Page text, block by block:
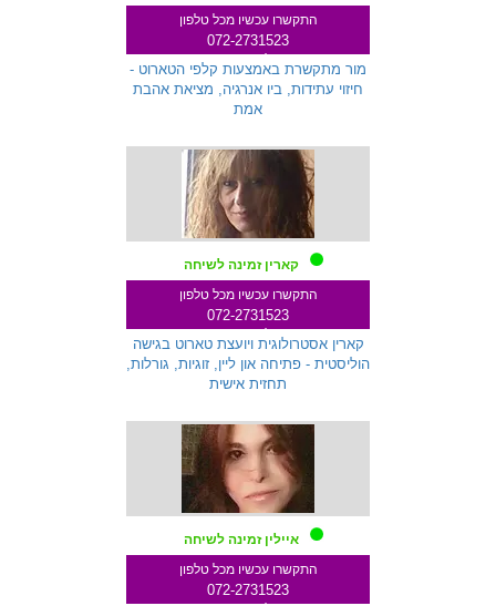
התקשרו עכשיו מכל טלפון
072-2731523
מור מתקשרת באמצעות קלפי הטארוט -
חיזוי עתידות, ביו אנרגיה, מציאת אהבת
אמת
קארין זמינה לשיחה
התקשרו עכשיו מכל טלפון
072-2731523
שלוחה 271
קארין אסטרולוגית ויועצת טארוט בגישה
הוליסטית - פתיחה און ליין, זוגיות, גורלות,
תחזית אישית
איילין זמינה לשיחה
התקשרו עכשיו מכל טלפון
072-2731523